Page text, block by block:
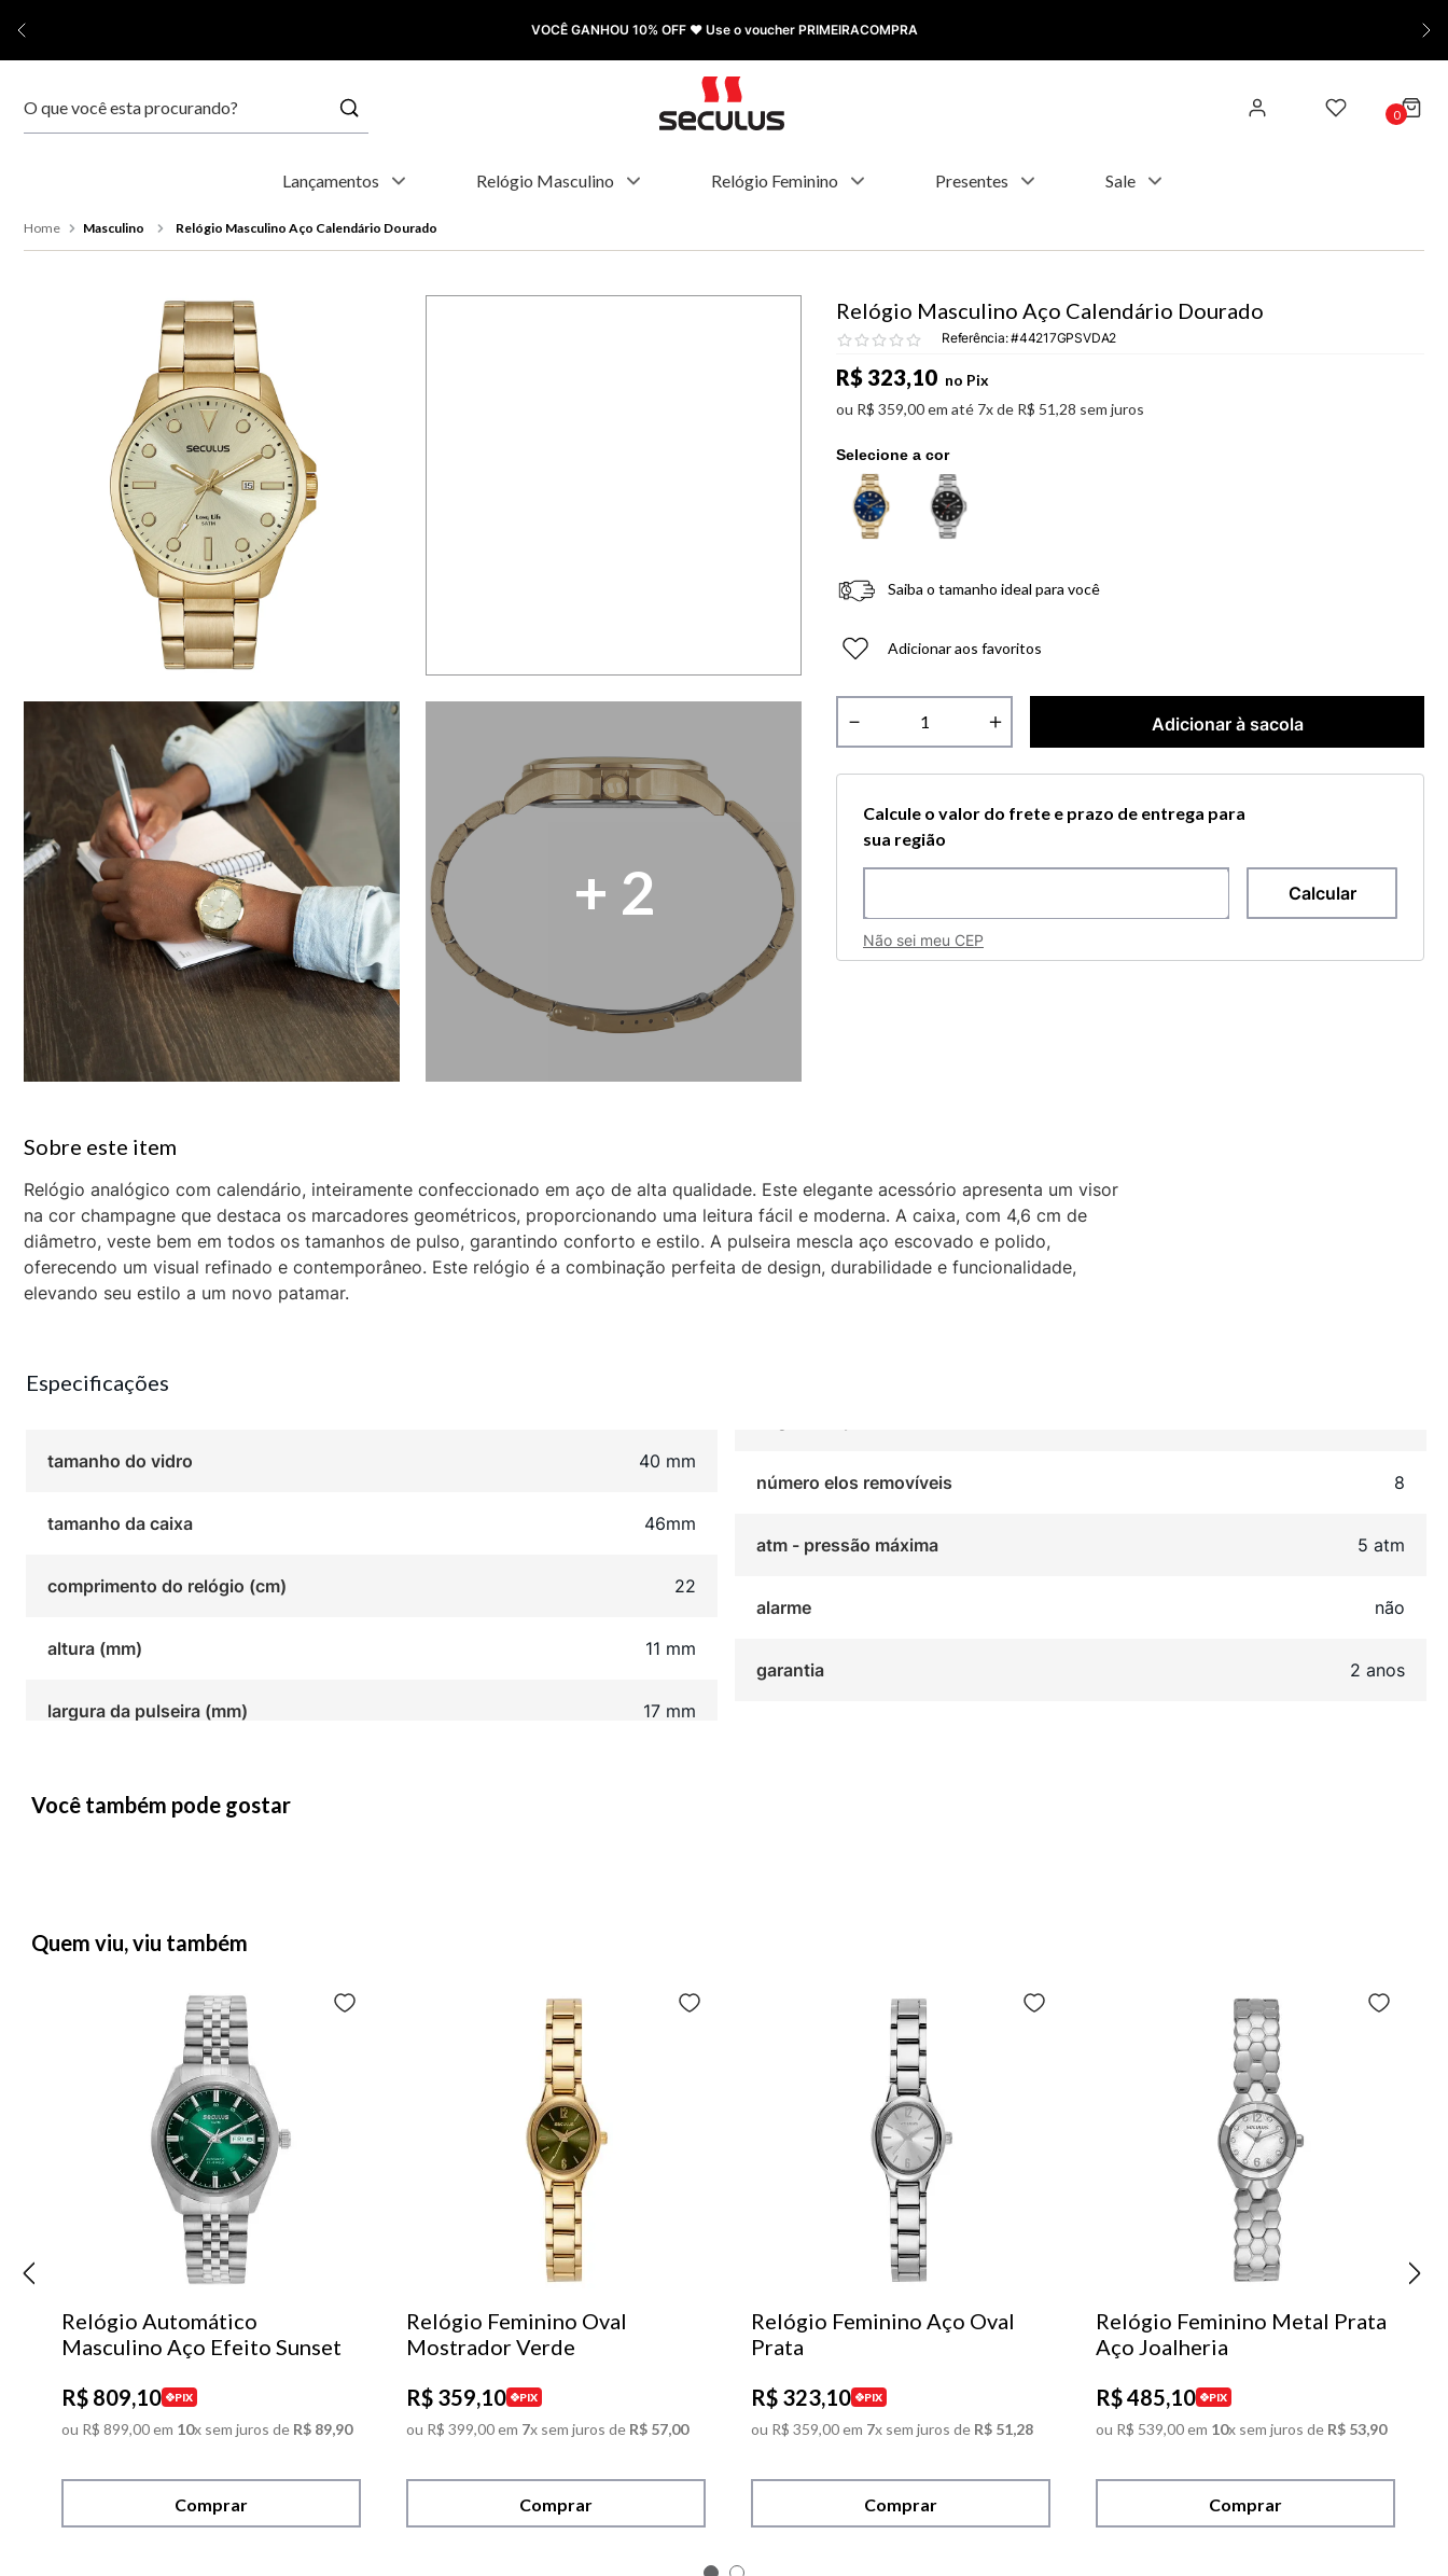
VOCÊ GANHOU 10% OFF ❤️ Use o voucher PRIMEIRACOMPRA
0
Lançamentos Relógio Masculino Relógio Feminino Presentes Sale
Masculino Relógio Masculino Aço Calendário Dourado
+ 2
Relógio Masculino Aço Calendário Dourado
Referência: 44217GPSVDA2
R$ 323,10 no Pix
ou R$ 359,00em até 7x de R$ 51,28 sem juros
Saiba o tamanho ideal para você
Adicionar aos favoritos
＋
－ Adicionar à sacola
Calcule o valor do frete e prazo de entrega para
sua região
Não sei meu CEP
Relógio analógico com calendário, inteiramente confeccionado em aço de alta qualidade. Este elegante acessório apresenta um visor
na cor champagne que destaca os marcadores geométricos, proporcionando uma leitura fácil e moderna. A caixa, com 4,6 cm de
diâmetro, veste bem em todos os tamanhos de pulso, garantindo conforto e estilo. A pulseira mescla aço escovado e polido,
oferecendo um visual refinado e contemporâneo. Este relógio é a combinação perfeita de design, durabilidade e funcionalidade,
elevando seu estilo a um novo patamar.
Especificações
tamanho do vidro 40 mm
tamanho da caixa 46mm
comprimento do relógio (cm) 22
altura (mm) 11 mm
largura da pulseira (mm) 17 mm
número elos removíveis 8
atm - pressão máxima 5 atm
alarme não
garantia 2 anos
Você também pode gostar
Quem viu, viu também
Relógio Automático
Masculino Aço Efeito Sunset
R$ 809,10 PIX
ou R$ 899,00em 10x sem juros de R$ 89,90
Comprar
Relógio Feminino Oval
Mostrador Verde
R$ 359,10 PIX
ou R$ 399,00em 7x sem juros de R$ 57,00
Comprar
Relógio Feminino Aço Oval
Prata
R$ 323,10 PIX
ou R$ 359,00em 7x sem juros de R$ 51,28
Comprar
Relógio Feminino Metal Prata
Aço Joalheria
R$485,10 PIX
ou R$ 539,00em 10x sem juros de R$ 53,90
Comprar
1 º relógio feminino
kyoto
automático
dourado
relógio feminino rose
quadrado
9º masculino
cerâmica